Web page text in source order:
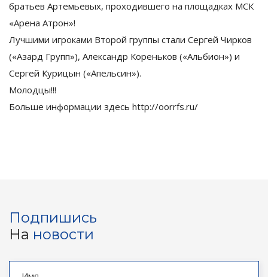
братьев Артемьевых, проходившего на площадках МСК
«Арена Атрон»!
Лучшими игроками Второй группы стали Сергей Чирков
(«Азард Групп»), Александр Кореньков («Альбион») и
Сергей Курицын («Апельсин»).
Молодцы!!!
Больше информации здесь http://oorrfs.ru/
Подпишись
На новости